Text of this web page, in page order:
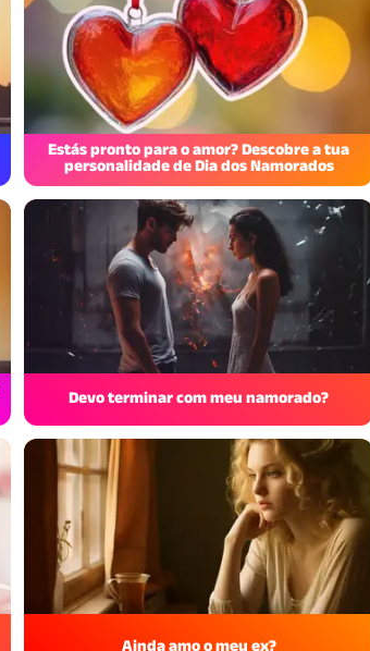
Estás pronto para o amor? Descobre a tua
personalidade de Dia dos Namorados
Devo terminar com meu namorado?
Ainda amo o meu ex?